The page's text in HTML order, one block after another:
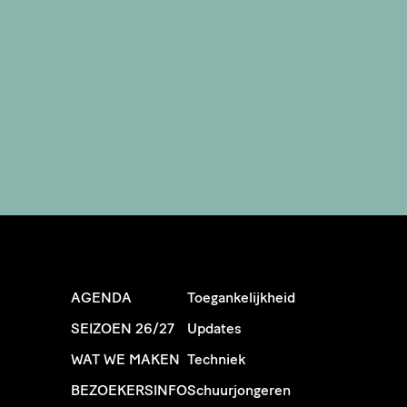
AGENDA
SEIZOEN 26/27
WAT WE MAKEN
BEZOEKERSINFO
Toegankelijkheid
Updates
Techniek
Schuurjongeren